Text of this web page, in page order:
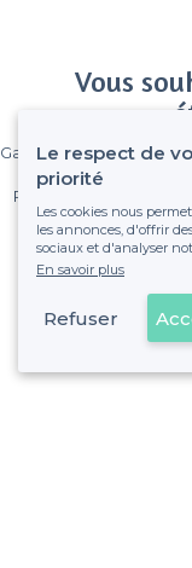
Vous
Gagnez de nombreux
Pas de commissions
fixe sans
Le respect de
priorité
Les cookies nous
les annonces, d'offrir
sociaux et d'analyser
En savoir plus
Refuser